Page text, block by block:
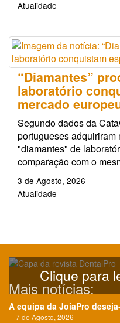
Atualidade
“Diamantes”
laboratório
mercado
Segundo dados da
portugueses adquiriram
"diamantes" de
comparação com o
3 de Agosto, 2026
Atualidade
Clique para
Mais notícias:
A equipa da JoiaPro
7 de Agosto, 2026